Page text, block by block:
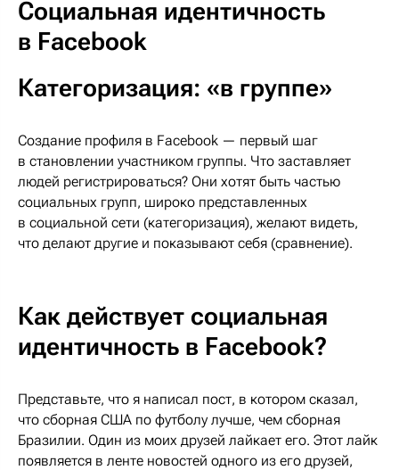
Социальная идентичность
в Facebook
Категоризация: «в группе»
Создание профиля в Facebook — первый шаг
в становлении участником группы. Что заставляет
людей регистрироваться? Они хотят быть частью
социальных групп, широко представленных
в социальной сети (категоризация), желают видеть,
что делают другие и показывают себя (сравнение).
Как действует социальная
идентичность в Facebook?
Представьте, что я написал пост, в котором сказал,
что сборная США по футболу лучше, чем сборная
Бразилии. Один из моих друзей лайкает его. Этот лайк
появляется в ленте новостей одного из его друзей,